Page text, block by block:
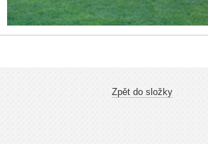
Zpět do složky